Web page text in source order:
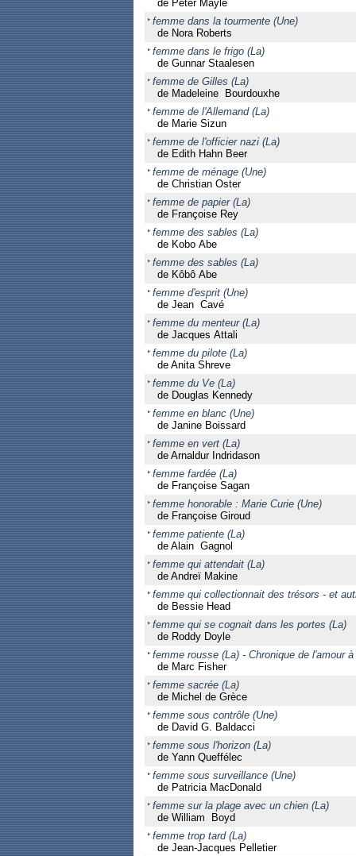
de Peter Mayle
femme dans la tourmente (Une)
de Nora Roberts
femme dans le frigo (La)
de Gunnar Staalesen
femme de Gilles (La)
de Madeleine Bourdouxhe
femme de l'Allemand (La)
de Marie Sizun
femme de l'officier nazi (La)
de Edith Hahn Beer
femme de ménage (Une)
de Christian Oster
femme de papier (La)
de Françoise Rey
femme des sables (La)
de Kobo Abe
femme des sables (La)
de Kôbô Abe
femme d'esprit (Une)
de Jean Cavé
femme du menteur (La)
de Jacques Attali
femme du pilote (La)
de Anita Shreve
femme du Ve (La)
de Douglas Kennedy
femme en blanc (Une)
de Janine Boissard
femme en vert (La)
de Arnaldur Indridason
femme fardée (La)
de Françoise Sagan
femme honorable : Marie Curie (Une)
de Françoise Giroud
femme patiente (La)
de Alain Gagnol
femme qui attendait (La)
de Andreï Makine
femme qui collectionnait des trésors - et
de Bessie Head
femme qui se cognait dans les portes (La)
de Roddy Doyle
femme rousse (La) - Chronique de l'amour
de Marc Fisher
femme sacrée (La)
de Michel de Grèce
femme sous contrôle (Une)
de David G. Baldacci
femme sous l'horizon (La)
de Yann Queffélec
femme sous surveillance (Une)
de Patricia MacDonald
femme sur la plage avec un chien (La)
de William Boyd
femme trop tard (La)
de Jean-Jacques Pelletier